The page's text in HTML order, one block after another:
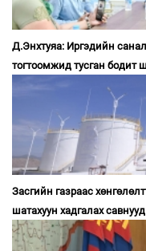
Д.Энхтуяа: Иргэдийн
тогтоомжид тусган бодит
Засгийн газраас
шатахуун хадгалах